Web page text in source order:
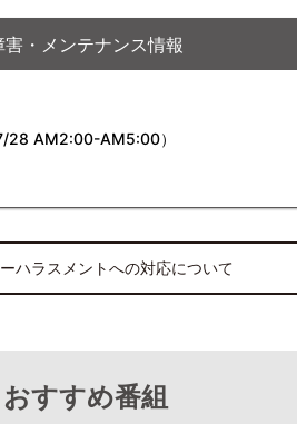
害・メンテナンス情報
28 AM2:00-AM5:00）
ハラスメントへの対応について
おすすめ番組